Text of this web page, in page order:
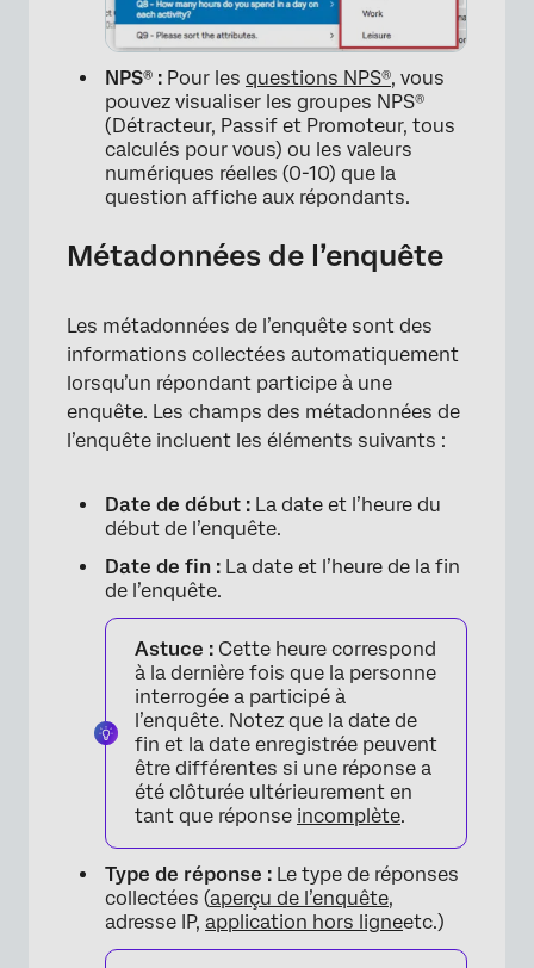
×
×
NPS® : Pour les questions NPS®, vous
pouvez visualiser les groupes NPS®
(Détracteur, Passif et Promoteur, tous
calculés pour vous) ou les valeurs
numériques réelles (0-10) que la
question affiche aux répondants.
Métadonnées de l’enquête
Les métadonnées de l’enquête sont des
informations collectées automatiquement
lorsqu’un répondant participe à une
enquête. Les champs des métadonnées de
l’enquête incluent les éléments suivants :
Date de début : La date et l’heure du
début de l’enquête.
Date de fin : La date et l’heure de la fin
de l’enquête.
Astuce : Cette heure correspond
à la dernière fois que la personne
interrogée a participé à
l’enquête. Notez que la date de
fin et la date enregistrée peuvent
être différentes si une réponse a
été clôturée ultérieurement en
tant que réponse incomplète.
Type de réponse : Le type de réponses
collectées (aperçu de l’enquête,
adresse IP, application hors ligneetc.)